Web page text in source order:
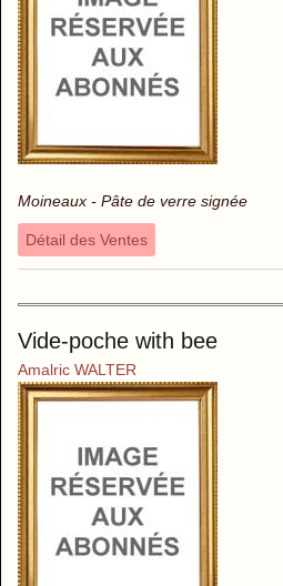
Moineaux - Pâte de verre signée
Détail des Ventes
Vide-poche with bee
Amalric WALTER